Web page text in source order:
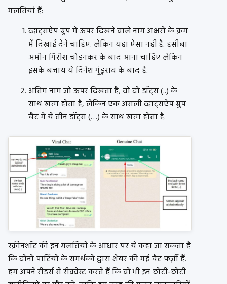
गलतियां हैं:
व्हाट्सऐप ग्रुप में ऊपर दिखने वाले नाम अक्षरों के क्रम
में दिखाई देने चाहिए. लेकिन यहां ऐसा नहीं है. हसीबा
अमीन गिरीश चोडनकर के बाद आना चाहिए लेकिन
इसके बजाय ये दिनेश गुंडुराव के बाद है.
अंतिम नाम जो ऊपर दिखता है, वो दो डॉट्स (..) के
साथ खत्म होता है, लेकिन एक असली व्हाट्सऐप ग्रुप
चैट में ये तीन डॉट्स (…) के साथ खत्म होता है.
स्क्रीनशॉट की इन ग़लतियों के आधार पर ये कहा जा सकता है
कि दोनों पार्टियों के समर्थकों द्वारा शेयर की गई चैट फ़र्ज़ी हैं.
हम अपने रीडर्स से रीक्वेस्ट करते हैं कि वो भी इन छोटी-छोटी